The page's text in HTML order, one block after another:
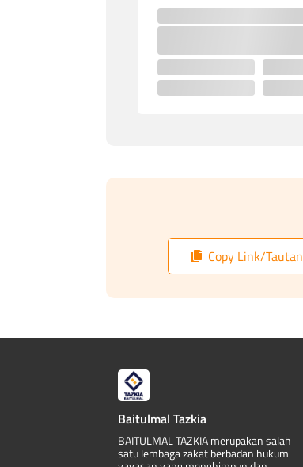
Copy Link/Tautan
Baitulmal Tazkia
BAITULMAL TAZKIA merupakan salah
satu lembaga zakat berbadan hukum